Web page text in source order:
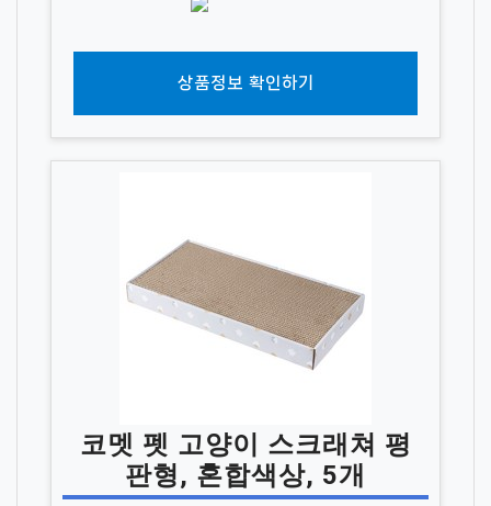
상품정보 확인하기
코멧 펫 고양이 스크래쳐 평
판형, 혼합색상, 5개